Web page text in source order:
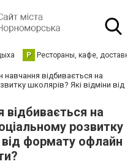
Р Рестораны, кафе,
навчання відбивається на
школярів? Які відміни від
відбивається на
розвитку
від формату офлайн